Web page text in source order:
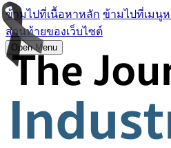
ข้ามไปที่เนื้อหาหลัก ข้ามไปที่เมนู
ส่วนท้ายของเว็บไซต์
Open Menu